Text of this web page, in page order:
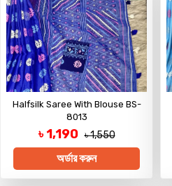
Halfsilk Saree With Blouse BS-
8013
৳ 1,190 ৳ 1,550
অর্ডার করুন